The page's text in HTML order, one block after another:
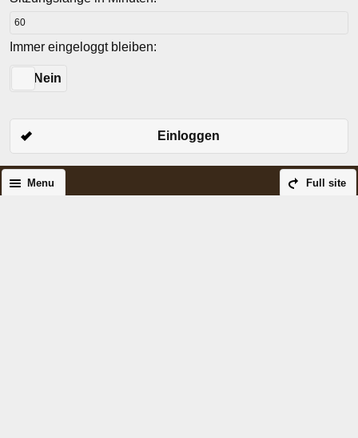
Immer eingeloggt bleiben:
Nein
Einloggen
Full site
Menu